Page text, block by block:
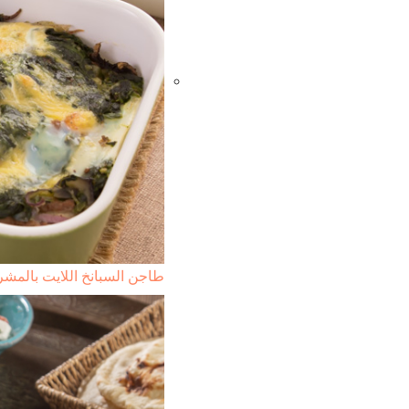
طاجن السبانخ اللايت